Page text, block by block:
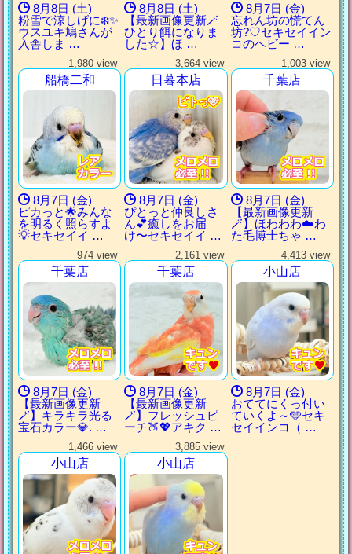
8月8日 (土)
粉雪で涼しげに❄️✨
ウスユキ鳩さんが
入舎しま …
8月8日 (土)
【最新画像更新🪄
ひとり餌になりま
した‪☆】ほ …
8月7日 (金)
忘れん坊の慌てん
坊?♡セキセイイン
コのヘビー …
1,980 view
船橋二和
8月7日 (金)
ピカっと🌟みんな
を明るく照らすよ
💡セキセイイ …
3,664 view
日暮本店
ピトっ🩷
ピトっ🩷
ピトっ🩷
ピトっ🩷
8月7日 (金)
ぴとっと仲良しさ
ん💕癒しをお届
け〜セキセイイ …
1,003 view
千葉店
8月7日 (金)
【最新画像更新
🪄】ほわわわ☁️わ
た毛博士ちゃ …
974 view
千葉店
8月7日 (金)
【最新画像更新
🪄】キラキラ光る
宝石カラー💎. …
2,161 view
千葉店
8月7日 (金)
【最新画像更新
🪄】フレッシュピ
ーチ🍑💖アキク …
4,413 view
小山店
8月7日 (金)
おててにくっ付い
ていくよ～🩵セキ
セイインコ（ …
1,466 view
小山店
3,885 view
小山店